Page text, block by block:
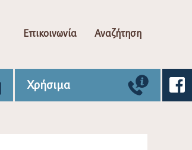
Επικοινωνία Αναζήτηση
Χρήσιμα